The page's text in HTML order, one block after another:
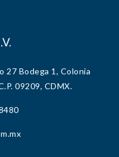
27 Bodega 1, Colonia
09209, CDMX.